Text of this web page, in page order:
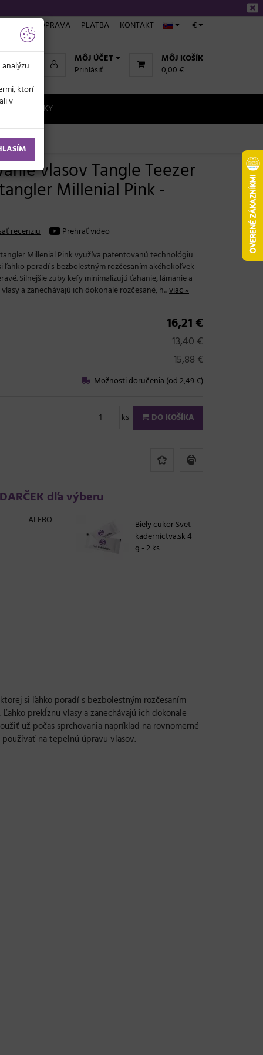
€
DOPRAVA PLATBA KONTAKT
MÔJ KOŠÍK
0,00 €
MÔJ ÚČET
Prihlásiť
NOVINKY
vlasov Tangle Teezer
Millenial Pink -
recenziu Prehrať video
Millenial Pink využíva patentovanú technológiu
poradí s bezbolestným rozčesaním akéhokoľvek
Silnejšie zuby kefy minimalizujú ťahanie, lámanie a
a zanechávajú ich dokonale rozčesané, h...viac »
16,21 €
13,40 €
15,88 €
Možnosti doručenia (od 2,49 €)
ks DO KOŠÍKA
dľa výberu
ALEBO
Biely cukor Svet
kaderníctva.sk 4
g - 2 ks
si ľahko poradí s bezbolestným rozčesaním
prekĺznu vlasy a zanechávajú ich dokonale
už počas sprchovania napríklad na rovnomerné
na tepelnú úpravu vlasov.
ktorí
v